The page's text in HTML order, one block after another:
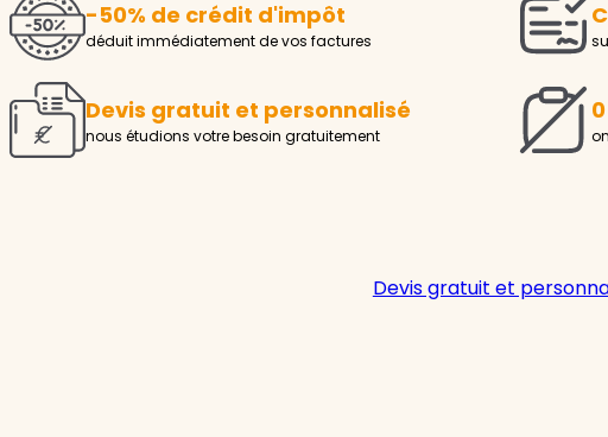
-50% de crédit d'impôt
déduit immédiatement de vos factures
Devis gratuit et personnalisé
nous étudions votre besoin gratuitement
Devis gratuit et